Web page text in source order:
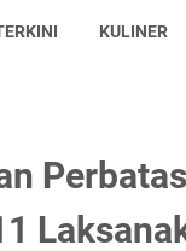
KULINER